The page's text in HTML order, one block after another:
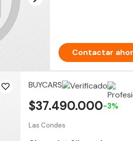
Contactar
BUYCARS
Las Condes
$37.490.000-3%